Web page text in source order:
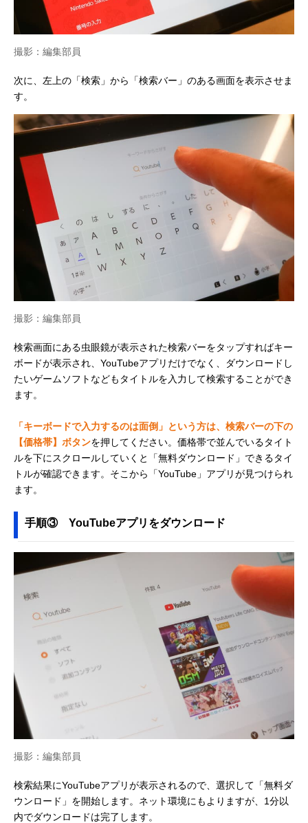
撮影：編集部員
次に、左上の「検索」から「検索バー」のある画面を表示させま
す。
撮影：編集部員
検索画面にある虫眼鏡が表示された検索バーをタップすればキー
ボードが表示され、YouTubeアプリだけでなく、ダウンロードし
たいゲームソフトなどもタイトルを入力して検索することができ
ます。
「キーボードで入力するのは面倒」という方は、検索バーの下の
【価格帯】ボタンを押してください。価格帯で並んでいるタイト
ルを下にスクロールしていくと「無料ダウンロード」できるタイ
トルが確認できます。そこから「YouTube」アプリが見つけられ
ます。
手順③ YouTubeアプリをダウンロード
撮影：編集部員
検索結果にYouTubeアプリが表示されるので、選択して「無料ダ
ウンロード」を開始します。ネット環境にもよりますが、1分以
内でダウンロードは完了します。